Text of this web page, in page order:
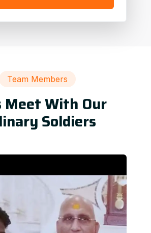
Team Members
Meet With Our
Soldiers